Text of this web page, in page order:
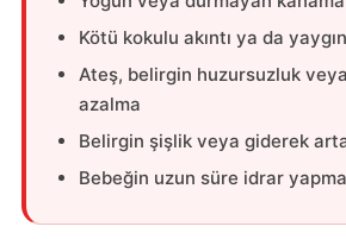
Kötü kokulu akıntı ya da yaygın
Ateş, belirgin huzursuzluk
azalma
Belirgin şişlik veya giderek
Bebeğin uzun süre idrar